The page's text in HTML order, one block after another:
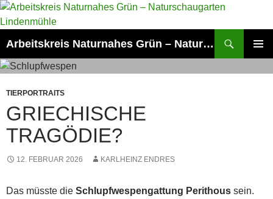
Zum
Inhalt
Arbeitskreis Naturnahes Grün – Naturschaugarten Lindenmühle
TIERPORTRAITS
GRIECHISCHE
TRAGÖDIE?
12. FEBRUAR 2026 KARLHEINZ ENDRES
Das müsste die Schlupfwespengattung Perithous sein.